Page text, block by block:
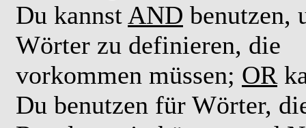
Du kannst AND benutzen,
Wörter zu definieren, die
vorkommen müssen; OR
Du benutzen für Wörter,